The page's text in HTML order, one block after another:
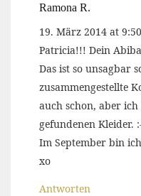
Ramona R.
19. März 2014 at 9:50
Patricia!!! Dein
Das ist so unsagbar
zusammengestellte
auch schon, aber
gefundenen Kleider.
Im September bin
xo
Antworten